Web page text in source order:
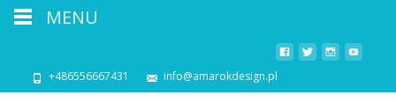
+486556667431 info@amarokdesign.pl
MENU